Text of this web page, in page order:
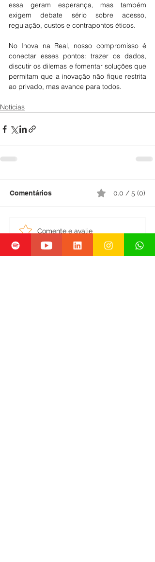
essa geram esperança, mas também
exigem debate sério sobre acesso,
regulação, custos e contrapontos éticos.
No Inova na Real, nosso compromisso é
conectar esses pontos: trazer os dados,
discutir os dilemas e fomentar soluções que
permitam que a inovação não fique restrita
ao privado, mas avance para todos.
Notícias
Comentários 0.0 / 5 (0)
Comente e avalie